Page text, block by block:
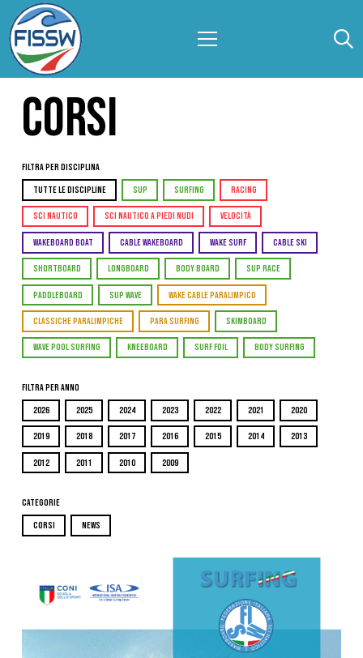
CORSI
Filtra per Disciplina
TUTTE LE DISCIPLINE SUP SURFING RACING
SCI NAUTICO SCI NAUTICO A PIEDI NUDI VELOCITÀ
WAKEBOARD BOAT CABLE WAKEBOARD WAKE SURF CABLE SKI
SHORTBOARD LONGBOARD BODY BOARD SUP RACE
PADDLEBOARD SUP WAVE WAKE CABLE PARALIMPICO
CLASSICHE PARALIMPICHE PARA SURFING SKIMBOARD
WAVE POOL SURFING KNEEBOARD SURF FOIL BODY SURFING
Filtra per Anno
2026 2025 2024 2023 2022 2021 2020
2019 2018 2017 2016 2015 2014 2013
2012 2011 2010 2009
Categorie
CORSI NEWS